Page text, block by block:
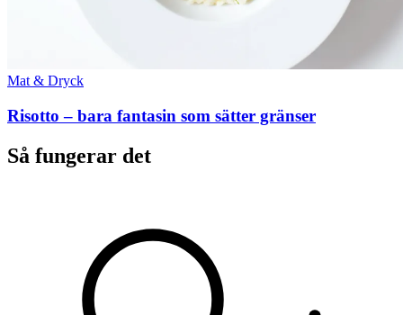
Mat & Dryck
Risotto – bara fantasin som sätter gränser
Så fungerar det